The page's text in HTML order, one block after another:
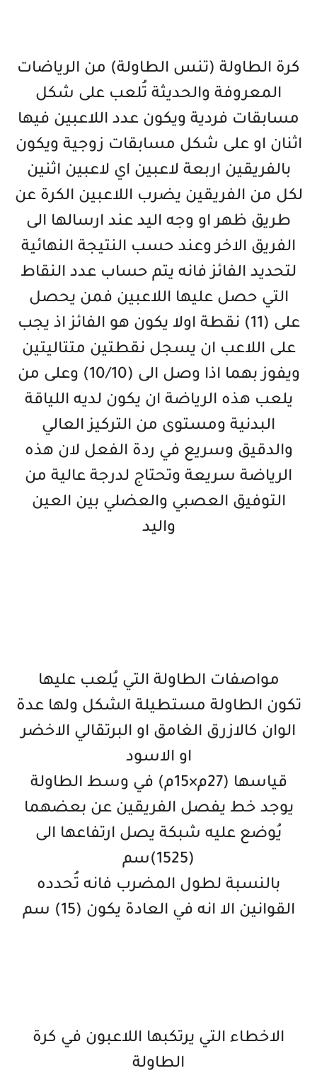
كرة الطاولة (تنس الطاولة) من الرياضات
المعروفة والحديثة تُلعب على شكل
مسابقات فردية ويكون عدد اللاعبين فيها
اثنان او على شكل مسابقات زوجية ويكون
بالفريقين اربعة لاعبين اي لاعبين اثنين
لكل من الفريقين يضرب اللاعبين الكرة عن
طريق ظهر او وجه اليد عند ارسالها الى
الفريق الاخر وعند حسب النتيجة النهائية
لتحديد الفائز فانه يتم حساب عدد النقاط
التي حصل عليها اللاعبين فمن يحصل
على (11) نقطة اولا يكون هو الفائز اذ يجب
على اللاعب ان يسجل نقطتين متتاليتين
ويفوز بهما اذا وصل الى (10/10) وعلى من
يلعب هذه الرياضة ان يكون لديه اللياقة
البدنية ومستوى من التركيز العالي
والدقيق وسريع في ردة الفعل لان هذه
الرياضة سريعة وتحتاج لدرجة عالية من
التوفيق العصبي والعضلي بين العين
واليد
مواصفات الطاولة التي يُلعب عليها
تكون الطاولة مستطيلة الشكل ولها عدة
الوان كالازرق الغامق او البرتقالي الاخضر
او الاسود
قياسها (27م×15م) في وسط الطاولة
يوجد خط يفصل الفريقين عن بعضهما
يُوضع عليه شبكة يصل ارتفاعها الى
(1525)سم
بالنسبة لطول المضرب فانه تُحدده
القوانين الا انه في العادة يكون (15) سم
الاخطاء التي يرتكبها اللاعبون في كرة
الطاولة